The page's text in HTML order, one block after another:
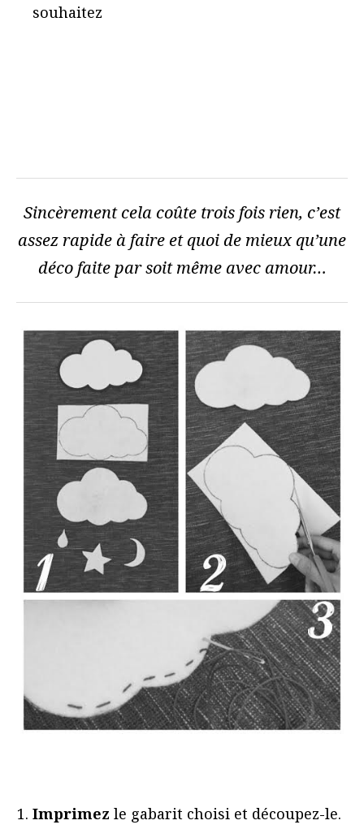
souhaitez
Sincèrement cela coûte trois fois rien, c’est
assez rapide à faire et quoi de mieux qu’une
déco faite par soit même avec amour…
Imprimez le gabarit choisi et découpez-le.